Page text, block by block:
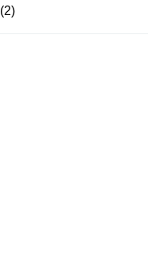
確認發貨後1-3個工作天送達